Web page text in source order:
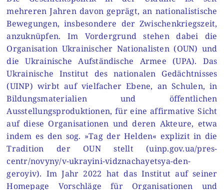
mehreren Jahren davon geprägt, an nationalistische
Bewegungen, insbesondere der Zwischenkriegszeit,
anzuknüpfen. Im Vordergrund stehen dabei die
Organisation Ukrainischer Nationalisten (OUN) und
die Ukrainische Aufständische Armee (UPA). Das
Ukrainische Institut des nationalen Gedächtnisses
(UINP) wirbt auf vielfacher Ebene, an Schulen, in
Bildungsmaterialien und öffentlichen
Ausstellungsproduktionen, für eine affirmative Sicht
auf diese Organisationen und deren Akteure, etwa
indem es den sog. »Tag der Helden« explizit in die
Tradition der OUN stellt (uinp.gov.ua/pres-
centr/novyny/v-ukrayini-vidznachayetsya-den-
geroyiv). Im Jahr 2022 hat das Institut auf seiner
Homepage Vorschläge für Organisationen und